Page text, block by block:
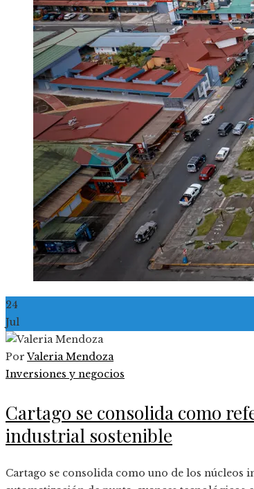
24
Jul
PorValeria Mendoza
Inversiones y negocios
Cartago se consolida como
industrial sostenible
Cartago se consolida como uno de los núcleos